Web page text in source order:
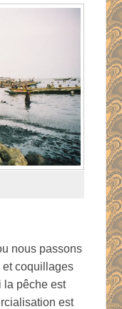
nous passons
et coquillages
la pêche est
est